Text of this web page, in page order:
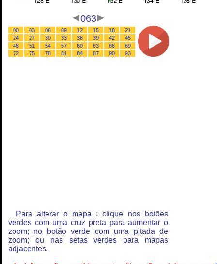
063
00 03 06 09 12 15 18
21
24
27 30 33 36 39 42
45
48
51 54 57 60 63 66
69
72
75 78 81 84 87 90 93
Para alterar o mapa : clique nos botões
verdes com uma cruz preta para aumentar o
zoom; no botão verde com uma pitada de
zoom; ou nas setas verdes para mapas
adjacentes.